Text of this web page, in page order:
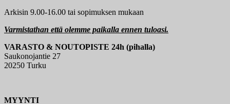
Arkisin 9.00-16.00 tai sopimuksen mukaan
Varmistathan että olemme paikalla ennen tuloasi.
VARASTO & NOUTOPISTE 24h (pihalla)
Saukonojantie 27
20250 Turku
MYYNTI